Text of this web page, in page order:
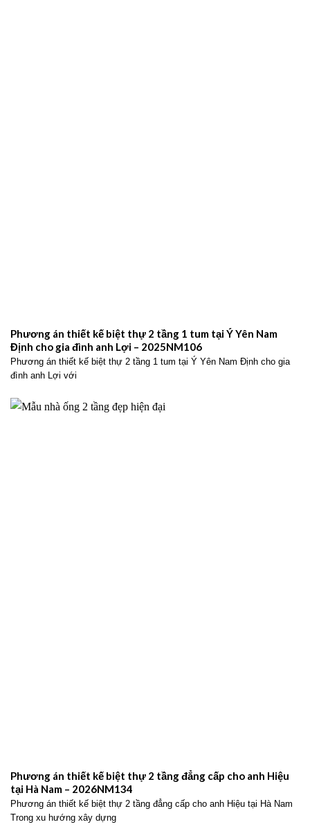
Phương án thiết kế biệt thự 2 tầng 1 tum tại Ý Yên Nam
Định cho gia đình anh Lợi – 2025NM106
Phương án thiết kế biệt thự 2 tầng 1 tum tại Ý Yên Nam Định cho gia
đình anh Lợi với
Phương án thiết kế biệt thự 2 tầng đẳng cấp cho anh Hiệu
tại Hà Nam – 2026NM134
Phương án thiết kế biệt thự 2 tầng đẳng cấp cho anh Hiệu tại Hà Nam
Trong xu hướng xây dựng